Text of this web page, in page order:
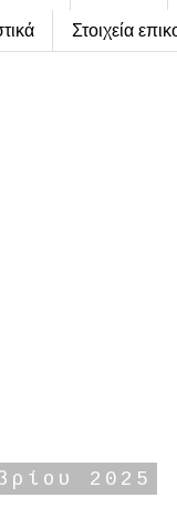
Στοιχεία
2025